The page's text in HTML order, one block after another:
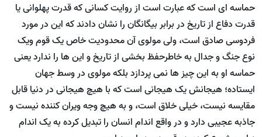
حماسه ای است که عبارت است از روایت کسانی که قدرت پهلوانی یا
قدرت دفاع از تاریخ در برابر بیگانگان را نشان دادند که این در مورد
فردوسی صادق است، ولی مولوی آن محدودیت خاص یک قوم ویک
نوع جنگ و جدال به خاطرحفظ بخشی از تاریخ و این ها را ندارد یعنی
حماسه او به این چیز ها نمی پردازد بلکه مولوی در وسط جهان
ایستاده؛ هیجانش یک هیجانی است که با هیچ هیجانی در دنیا قابل
مقایسه نیست، خیلی خلاق است، و به هیچ وجه ویران کننده نیست و
جاذبه عجیبی دارد و در واقع اندام انسان را تبدیل کرده به یک اندام